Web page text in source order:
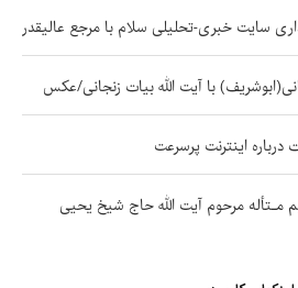
سایت خبری-تحلیلی سلام با مرجع عالیقدر
با آیت الله بیات زنجانی/عکس
درباره اینترنت پرسرعت
مرحوم آیت الله حاج شیخ یحیی